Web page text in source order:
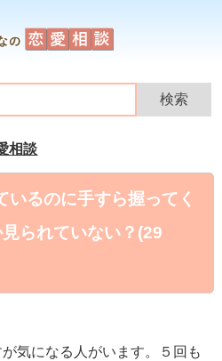
相談
いるのに手すら握ってく
られていない？(29
気になる人がいます。５回も